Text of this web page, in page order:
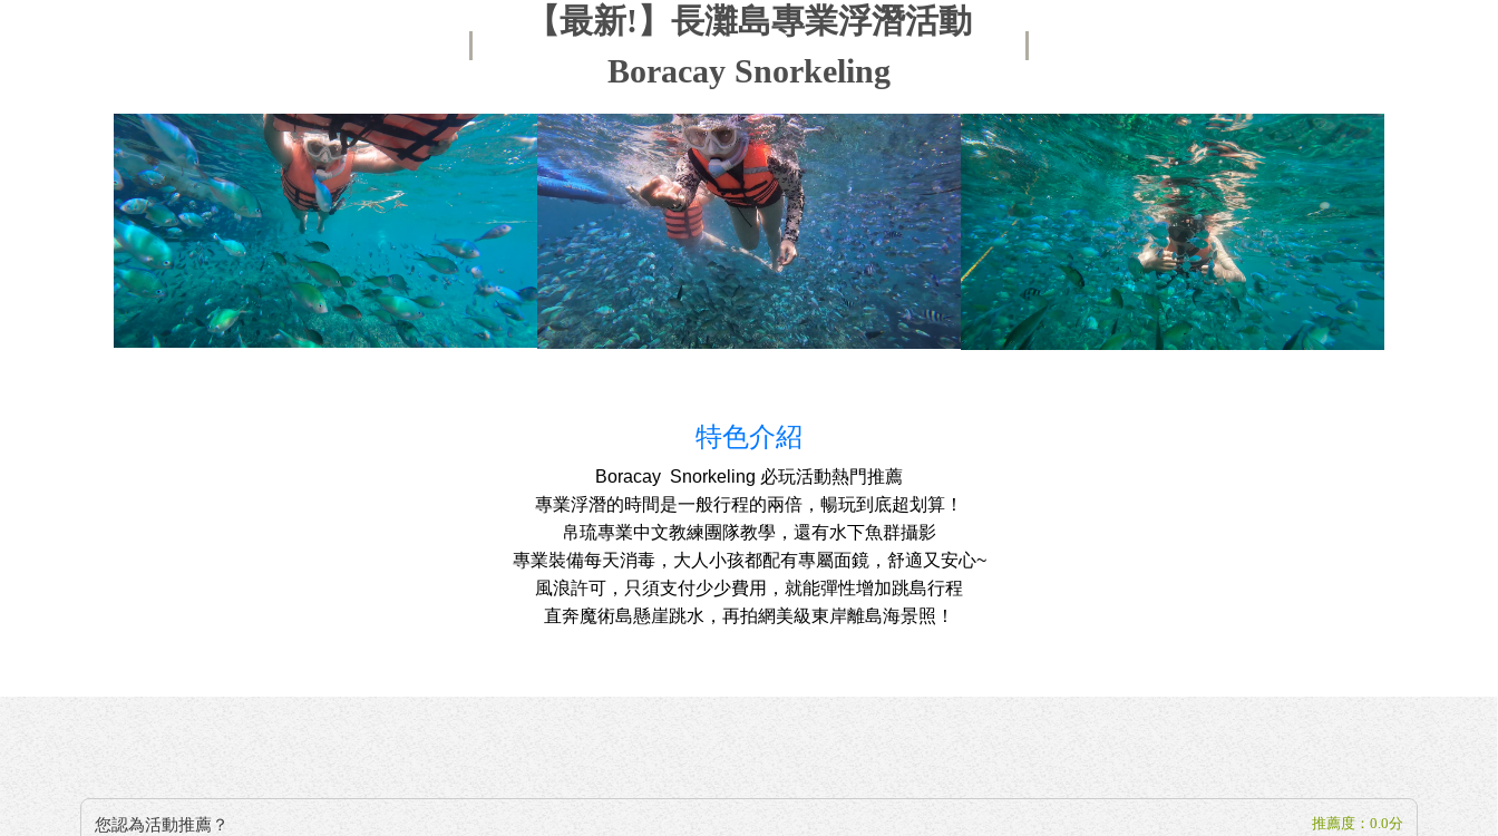
【最新!】長灘島專業浮潛活動
Boracay Snorkeling
特色介紹
Boracay Snorkeling 必玩活動熱門推薦
專業浮潛的時間是一般行程的兩倍，暢玩到底超划算！
帛琉專業中文教練團隊教學，還有水下魚群攝影
專業裝備每天消毒，大人小孩都配有專屬面鏡，舒適又安心~
風浪許可，只須支付少少費用，就能彈性增加跳島行程
直奔魔術島懸崖跳水，再拍網美級東岸離島海景照！
您認為活動推薦？ 推薦度：0.0分